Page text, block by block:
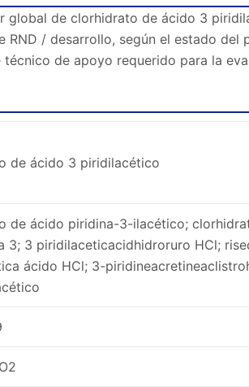
global de clorhidrato de ácido 3
RND / desarrollo, según el estado
de apoyo requerido para la
de ácido 3 piridilacético
de ácido piridina-3-ilacético;
3; 3 piridilaceticacidhidroruro HCl;
ácido HCl; 3-